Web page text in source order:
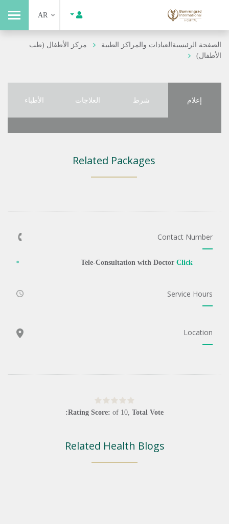
AR
الصفحة الرئيسيةالعيادات والمراكز الطبية
مركز الأطفال (طب
الأطفال)
إعلام شرط العلاجات الأطباء
Related Packages
Contact Number
Tele-Consultation with Doctor Click
Service Hours
Location
Rating Score: of 10, Total Vote:
Related Health Blogs